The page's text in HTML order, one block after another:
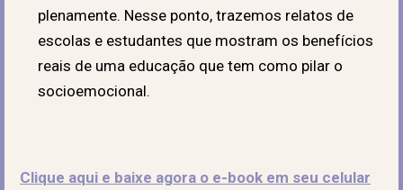
plenamente. Nesse ponto, trazemos relatos de
escolas e estudantes que mostram os benefícios
reais de uma educação que tem como pilar o
socioemocional.
Clique aqui e baixe agora o e-book em seu celular